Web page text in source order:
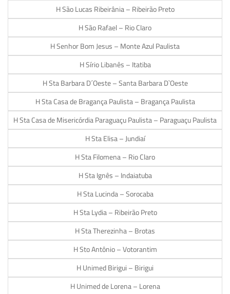
H São Lucas Ribeirânia – Ribeirão Preto
H São Rafael – Rio Claro
H Senhor Bom Jesus – Monte Azul Paulista
H Sírio Libanês – Itatiba
H Sta Barbara D´Oeste – Santa Barbara D`Oeste
H Sta Casa de Bragança Paulista – Bragança Paulista
H Sta Casa de Misericórdia Paraguaçu Paulista – Paraguaçu Paulista
H Sta Elisa – Jundiaí
H Sta Filomena – Rio Claro
H Sta Ignês – Indaiatuba
H Sta Lucinda – Sorocaba
H Sta Lydia – Ribeirão Preto
H Sta Therezinha – Brotas
H Sto Antônio – Votorantim
H Unimed Birigui – Birigui
H Unimed de Lorena – Lorena